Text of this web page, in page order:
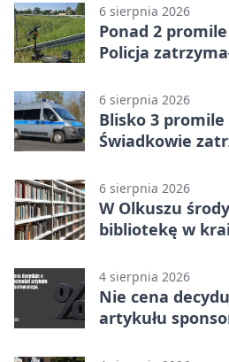
6 sierpnia 2026
Ponad 2
Policja
6 sierpnia 2026
Blisko 3
Świadkowie
6 sierpnia 2026
W Olkuszu
bibliotekę w
4 sierpnia 2026
Nie cena
artykułu